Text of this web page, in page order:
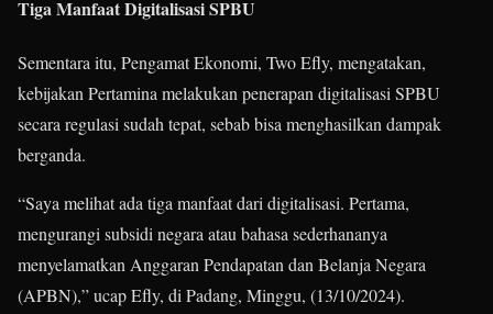
Tiga Manfaat Digitalisasi SPBU
Sementara itu, Pengamat Ekonomi, Two Efly, mengatakan,
kebijakan Pertamina melakukan penerapan digitalisasi SPBU
secara regulasi sudah tepat, sebab bisa menghasilkan dampak
berganda.
“Saya melihat ada tiga manfaat dari digitalisasi. Pertama,
mengurangi subsidi negara atau bahasa sederhananya
menyelamatkan Anggaran Pendapatan dan Belanja Negara
(APBN),” ucap Efly, di Padang, Minggu, (13/10/2024).